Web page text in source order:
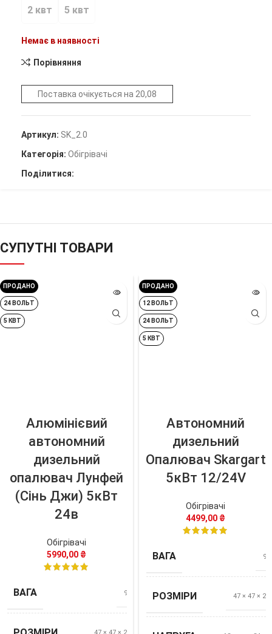
2 квт 5 квт
Немає в наявності
Порівняння
Поставка очікується на 20,08
Артикул: SK_2.0
Категорія: Обігрівачі
Поділитися:
СУПУТНІ ТОВАРИ
ПРОДАНО
24 ВОЛЬТ
5 КВТ
Алюмінієвий
автономний
дизельний
опалювач Лунфей
(Сінь Джи) 5кВт
24в
Обігрівачі
5990,00 ₴
ВАГА 9,2 кг
ПРОДАНО
12 ВОЛЬТ
24 ВОЛЬТ
5 КВТ
Автономний
дизельний
Опалювач Skargart
5кВт 12/24V
Обігрівачі
4499,00 ₴
ВАГА
РОЗМІРИ 47 × 47 × 25